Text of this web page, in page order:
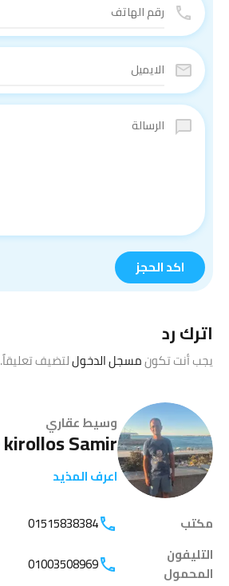
اترك رد
يجب أنت تكونمسجل الدخوللتضيف تعليقاً.
وسيط عقاري
kirollos Samir
اعرف المذيد
مكتب
01515838384
التليفون
المحمول
01003508969